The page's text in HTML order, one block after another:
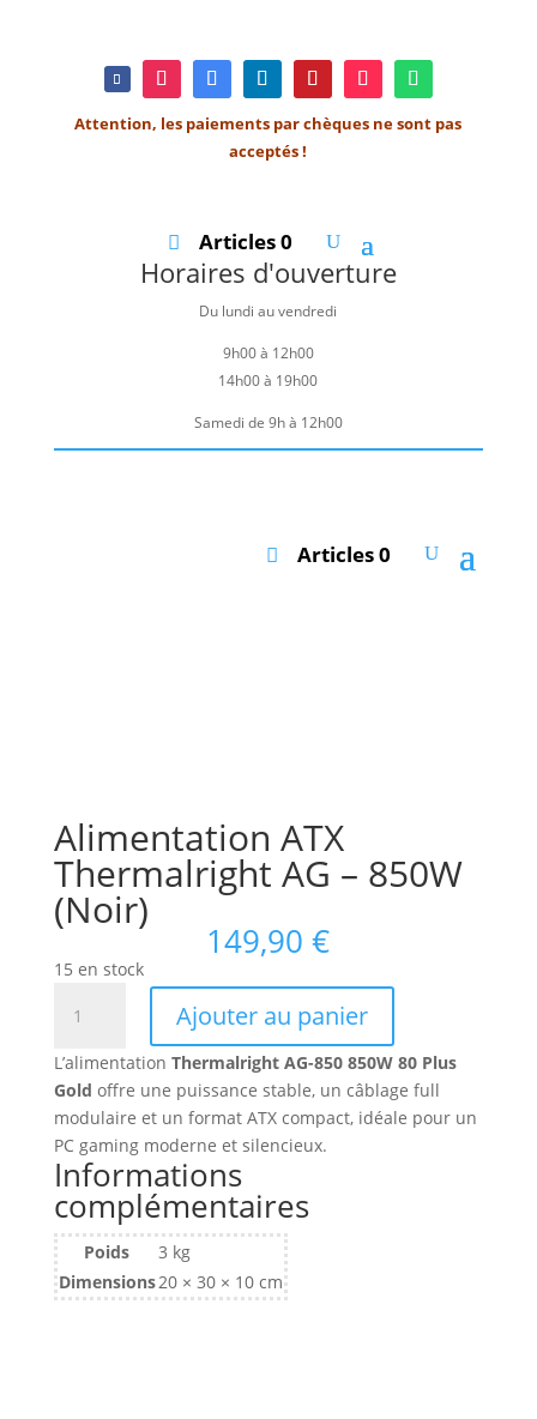
Attention, les paiements par chèques ne sont pas
acceptés !
Articles 0
Horaires d'ouverture
Du lundi au vendredi
9h00 à 12h00
14h00 à 19h00
Samedi de 9h à 12h00
Articles 0
Alimentation ATX
Thermalright AG – 850W
(Noir)
149,90€
15 en stock
Alimentation
ATX
Thermalright
-
850W
(Noir)
Ajouter au panier
L’alimentation Thermalright AG-850 850W 80 Plus
Gold offre une puissance stable, un câblage full
modulaire et un format ATX compact, idéale pour un
PC gaming moderne et silencieux.
Informations
complémentaires
Poids
3 kg
Dimensions20 × 30 × 10 cm